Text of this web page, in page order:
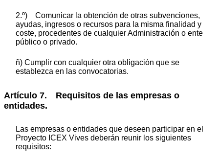
2.º) Comunicar la obtención de otras subvenciones,
ayudas, ingresos o recursos para la misma finalidad y
coste, procedentes de cualquier Administración o ente
público o privado.
ñ) Cumplir con cualquier otra obligación que se
establezca en las convocatorias.
Artículo 7. Requisitos de las empresas o
entidades.
Las empresas o entidades que deseen participar en el
Proyecto ICEX Vives deberán reunir los siguientes
requisitos: